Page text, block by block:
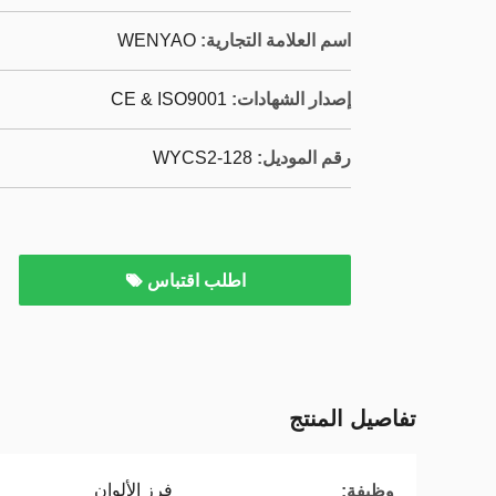
اسم العلامة التجارية: WENYAO
إصدار الشهادات: CE & ISO9001
رقم الموديل: WYCS2-128
اطلب اقتباس
تفاصيل المنتج
وظيفة: فرز الألوان